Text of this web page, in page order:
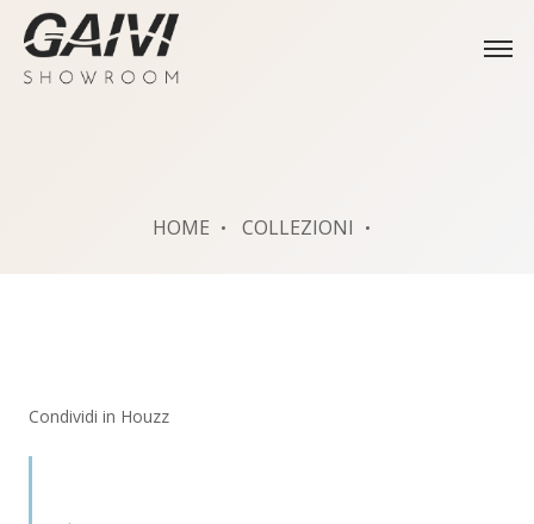
HOME COLLEZIONI
Condividi in Houzz